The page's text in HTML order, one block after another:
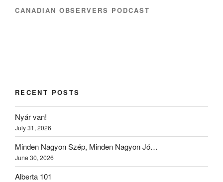
CANADIAN OBSERVERS PODCAST
RECENT POSTS
Nyár van!
July 31, 2026
Minden Nagyon Szép, Minden Nagyon Jó…
June 30, 2026
Alberta 101